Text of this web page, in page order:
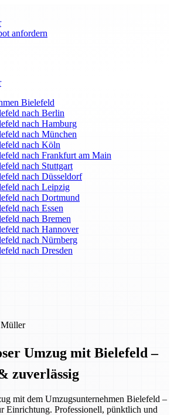
anfordern
Bielefeld
nach Berlin
nach Hamburg
nach München
nach Köln
nach Frankfurt am Main
nach Stuttgart
nach Düsseldorf
nach Leipzig
nach Dortmund
nach Essen
nach Bremen
nach Hannover
nach Nürnberg
nach Dresden
Umzug mit Bielefeld –
zuverlässig
mit dem Umzugsunternehmen Bielefeld –
Einrichtung. Professionell, pünktlich und